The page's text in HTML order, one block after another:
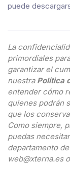
puede
La
primordiales
garantizar el
nuestra Política
entender cómo
quienes podrán
que los
Como siempre,
puedas
departamento
web@xterna.eso